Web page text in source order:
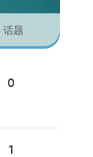
话题
0
1